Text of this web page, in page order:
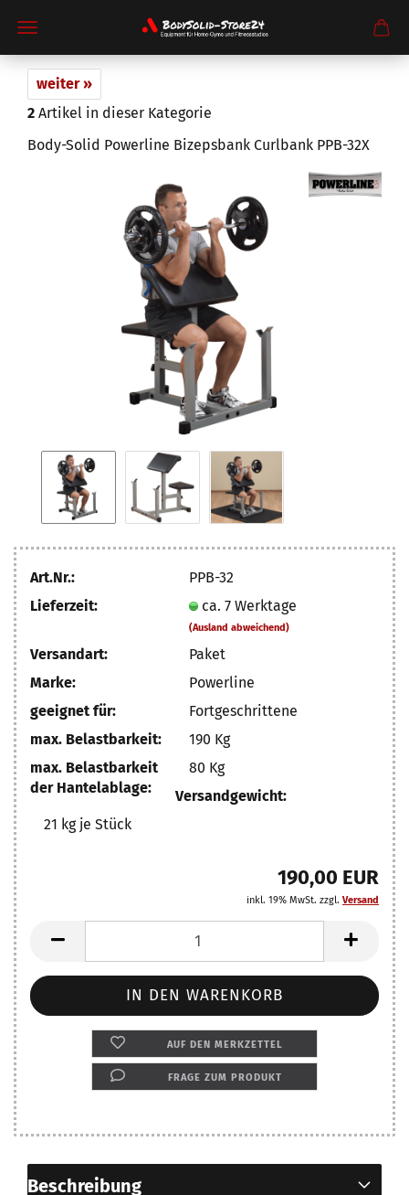
weiter »
2 Artikel in dieser Kategorie
Body-Solid Powerline Bizepsbank Curlbank PPB-32X
Art.Nr.:
PPB-32
Lieferzeit:
ca. 7 Werktage
(Ausland abweichend)
Versandart:
Paket
Marke:
Powerline
geeignet für:
Fortgeschrittene
max. Belastbarkeit:
190 Kg
max. Belastbarkeit
der Hantelablage:
80 Kg
Versandgewicht:
21 kg je Stück
190,00 EUR
inkl. 19% MwSt. zzgl. Versand
AUF DEN MERKZETTEL
FRAGE ZUM PRODUKT
Beschreibung